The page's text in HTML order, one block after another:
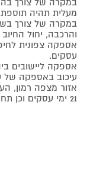
מעלית תהיה תוספת של 50 ₪
במקרה של צורך
והרכבה, יחול
עסקים.
אספקה ליישובים
עיכוב באספקה של עד 14 ימי
אזור מצפה רמון,
21 ימי עסקים וכן תחול תוספת בדמי המשלוח של ₪199